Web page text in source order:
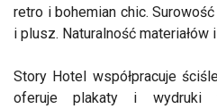
retro i bohemian chic.
i plusz. Naturalność materiałów
Story Hotel współpracuje
oferuje plakaty i wydruki